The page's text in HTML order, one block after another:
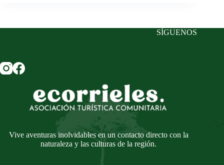
SÍGUENOS
Vive aventuras inolvidables en un contacto directo con la
naturaleza y las culturas de la región.